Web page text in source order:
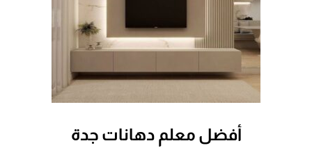
أفضل معلم دهانات جدة